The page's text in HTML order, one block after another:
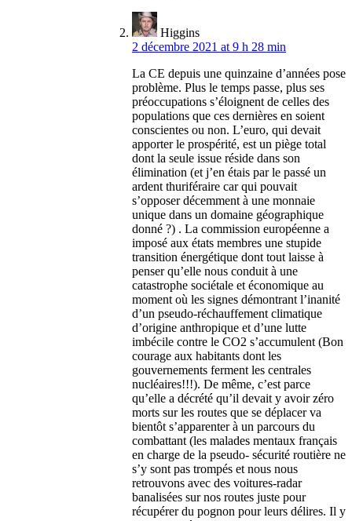
Higgins
2 décembre 2021 at 9 h 28 min
La CE depuis une quinzaine d’années pose
problème. Plus le temps passe, plus ses
préoccupations s’éloignent de celles des
populations que ces dernières en soient
conscientes ou non. L’euro, qui devait
apporter le prospérité, est un piège total
dont la seule issue réside dans son
élimination (et j’en étais par le passé un
ardent thuriféraire car qui pouvait
s’opposer décemment à une monnaie
unique dans un domaine géographique
donné ?) . La commission européenne a
imposé aux états membres une stupide
transition énergétique dont tout laisse à
penser qu’elle nous conduit à une
catastrophe sociétale et économique au
moment où les signes démontrant l’inanité
d’un pseudo-réchauffement climatique
d’origine anthropique et d’une lutte
imbécile contre le CO2 s’accumulent (Bon
courage aux habitants dont les
gouvernements ferment les centrales
nucléaires!!!). De même, c’est parce
qu’elle a décrété qu’il devait y avoir zéro
morts sur les routes que se déplacer va
bientôt s’apparenter à un parcours du
combattant (les malades mentaux français
en charge de la pseudo- sécurité routière ne
s’y sont pas trompés et nous nous
retrouvons avec des voitures-radar
banalisées sur nos routes juste pour
récupérer du pognon pour leurs délires. Il y